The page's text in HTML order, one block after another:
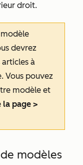
droit.
modèle
devrez
à
Vous pouvez
modèle et
la page >
modèles